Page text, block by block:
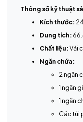
Thông số kỹ thuật
Kích thước:
Dung tích:
Chất liệu:Vải
Ngăn chứa:
2 ngăn
1 ngăn
1 ngăn
Các túi